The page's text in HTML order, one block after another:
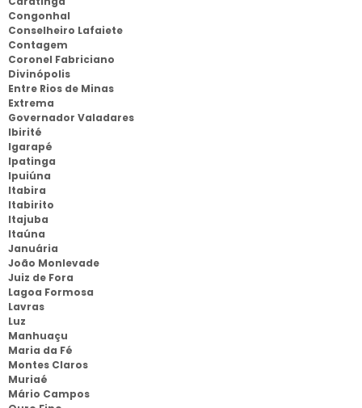
Congonhal
Conselheiro Lafaiete
Contagem
Coronel Fabriciano
Divinópolis
Entre Rios de Minas
Extrema
Governador Valadares
Ibirité
Igarapé
Ipatinga
Ipuiúna
Itabira
Itabirito
Itajuba
Itaúna
Januária
João Monlevade
Juiz de Fora
Lagoa Formosa
Lavras
Luz
Manhuaçu
Maria da Fé
Montes Claros
Muriaé
Mário Campos